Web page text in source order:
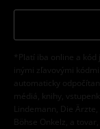
*Platí iba online a kód
inými zľavovými
automaticky
médiá, knihy,
Lindemann, Die
Böhse Onkelz, a